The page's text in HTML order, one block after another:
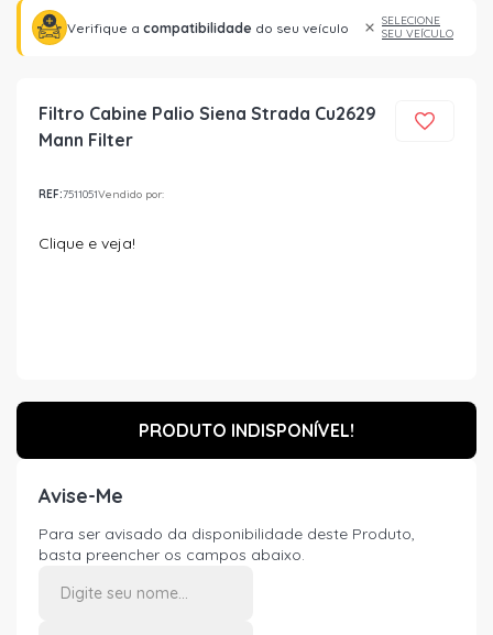
Verifique a compatibilidade do seu veículo
SELECIONE
SEU VEÍCULO
Filtro Cabine Palio Siena Strada Cu2629
Mann Filter
REF:7511051Vendido por:
Clique e veja!
PRODUTO INDISPONÍVEL!
Avise-Me
Para ser avisado da disponibilidade deste Produto,
basta preencher os campos abaixo.